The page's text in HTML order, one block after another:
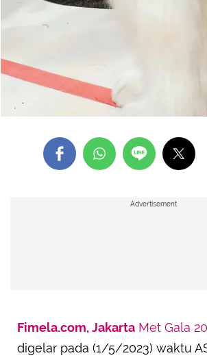
Advertisement
Fimela.com, Jakarta Met Gala
digelar pada (1/5/2023) waktu